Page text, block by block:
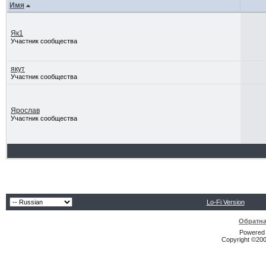
Имя
Як1
Участник сообщества
якут
Участник сообщества
Ярослав
Участник сообщества
Lo-Fi Version
Copyright